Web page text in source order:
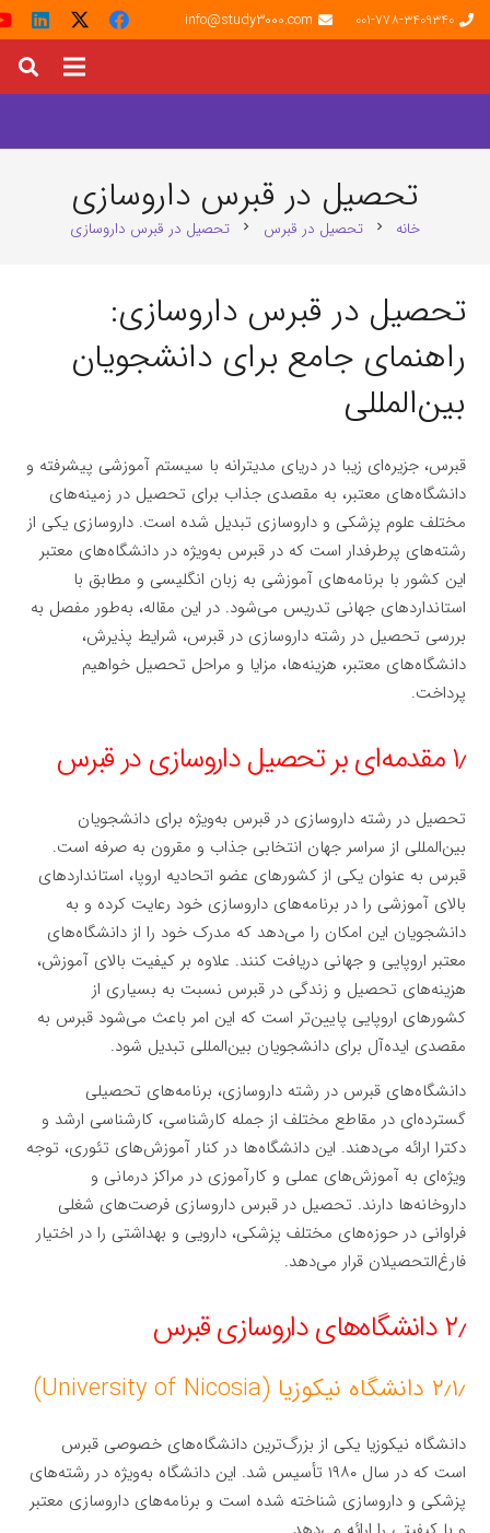
001-778-3409340
info@study3000.com
تحصیل در قبرس داروسازی
خانه chevron_right تحصیل در قبرس chevron_right تحصیل در قبرس داروسازی
تحصیل در قبرس داروسازی:
راهنمای جامع برای دانشجویان
بین‌المللی
قبرس، جزیره‌ای زیبا در دریای مدیترانه با سیستم آموزشی پیشرفته و
دانشگاه‌های معتبر، به مقصدی جذاب برای تحصیل در زمینه‌های
مختلف علوم پزشکی و داروسازی تبدیل شده است. داروسازی یکی از
رشته‌های پرطرفدار است که در قبرس به‌ویژه در دانشگاه‌های معتبر
این کشور با برنامه‌های آموزشی به زبان انگلیسی و مطابق با
استانداردهای جهانی تدریس می‌شود. در این مقاله، به‌طور مفصل به
بررسی تحصیل در رشته داروسازی در قبرس، شرایط پذیرش،
دانشگاه‌های معتبر، هزینه‌ها، مزایا و مراحل تحصیل خواهیم
پرداخت.
۱٫ مقدمه‌ای بر تحصیل داروسازی در قبرس
تحصیل در رشته داروسازی در قبرس به‌ویژه برای دانشجویان
بین‌المللی از سراسر جهان انتخابی جذاب و مقرون به صرفه است.
قبرس به عنوان یکی از کشورهای عضو اتحادیه اروپا، استانداردهای
بالای آموزشی را در برنامه‌های داروسازی خود رعایت کرده و به
دانشجویان این امکان را می‌دهد که مدرک خود را از دانشگاه‌های
معتبر اروپایی و جهانی دریافت کنند. علاوه بر کیفیت بالای آموزش،
هزینه‌های تحصیل و زندگی در قبرس نسبت به بسیاری از
کشورهای اروپایی پایین‌تر است که این امر باعث می‌شود قبرس به
مقصدی ایده‌آل برای دانشجویان بین‌المللی تبدیل شود.
دانشگاه‌های قبرس در رشته داروسازی، برنامه‌های تحصیلی
گسترده‌ای در مقاطع مختلف از جمله کارشناسی، کارشناسی ارشد و
دکترا ارائه می‌دهند. این دانشگاه‌ها در کنار آموزش‌های تئوری، توجه
ویژه‌ای به آموزش‌های عملی و کارآموزی در مراکز درمانی و
داروخانه‌ها دارند. تحصیل در قبرس داروسازی فرصت‌های شغلی
فراوانی در حوزه‌های مختلف پزشکی، دارویی و بهداشتی را در اختیار
فارغ‌التحصیلان قرار می‌دهد.
۲٫ دانشگاه‌های داروسازی قبرس
۲٫۱٫ دانشگاه نیکوزیا (University of Nicosia)
دانشگاه نیکوزیا یکی از بزرگ‌ترین دانشگاه‌های خصوصی قبرس
است که در سال ۱۹۸۰ تأسیس شد. این دانشگاه به‌ویژه در رشته‌های
پزشکی و داروسازی شناخته شده است و برنامه‌های داروسازی معتبر